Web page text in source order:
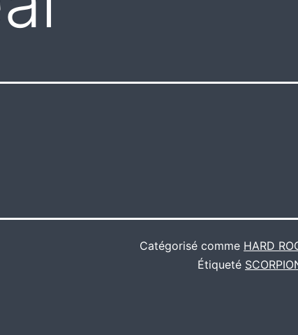
Catégorisé comme HARD
Étiqueté